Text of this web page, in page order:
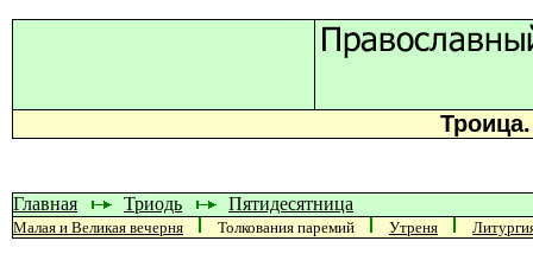
Главная Триодь Пятидесятница
Малая и Великая вечерня Толкования паремий Утреня